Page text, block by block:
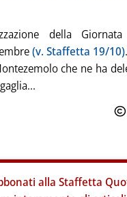
della
(v. Staffetta 19/10).
che ne ha
alla Staffetta